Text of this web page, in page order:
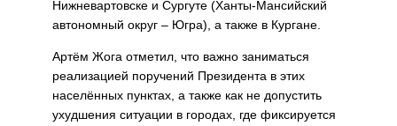
Нижневартовске и Сургуте (Ханты-Мансийский
автономный округ – Югра), а также в Кургане.
Артём Жога отметил, что важно заниматься
реализацией поручений Президента в этих
населённых пунктах, а также как не допустить
ухудшения ситуации в городах, где фиксируется